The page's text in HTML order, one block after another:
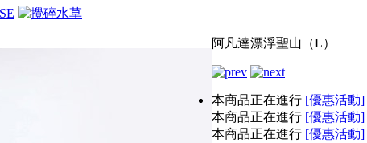
阿凡達漂浮聖山（L）
本商品正在進行 [優惠活動]
本商品正在進行 [優惠活動]
本商品正在進行 [優惠活動]